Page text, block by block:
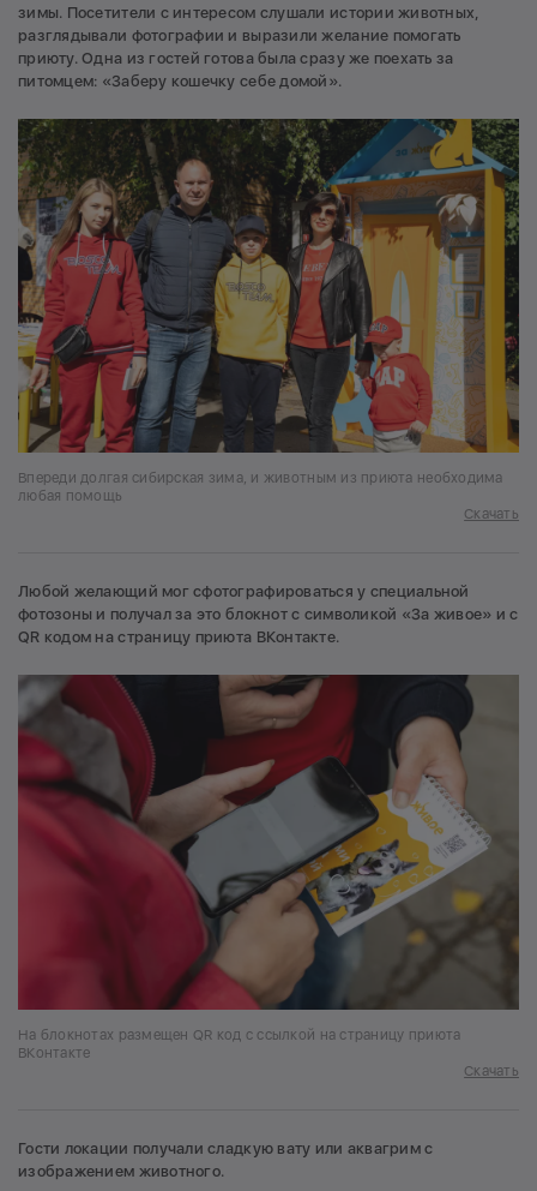
зимы. Посетители с интересом слушали истории животных,
разглядывали фотографии и выразили желание помогать
приюту. Одна из гостей готова была сразу же поехать за
питомцем: «Заберу кошечку себе домой».
Впереди долгая сибирская зима, и животным из приюта необходима
любая помощь
Скачать
Любой желающий мог сфотографироваться у специальной
фотозоны и получал за это блокнот с символикой «За живое» и с
QR кодом на страницу приюта ВКонтакте.
На блокнотах размещен QR код с ссылкой на страницу приюта
ВКонтакте
Скачать
Гости локации получали сладкую вату или аквагрим с
изображением животного.